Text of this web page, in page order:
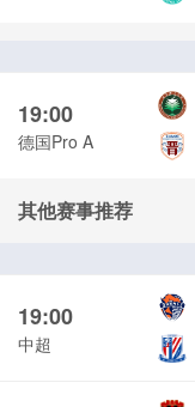
19:00
德国Pro A
其他赛事推荐
19:00
中超